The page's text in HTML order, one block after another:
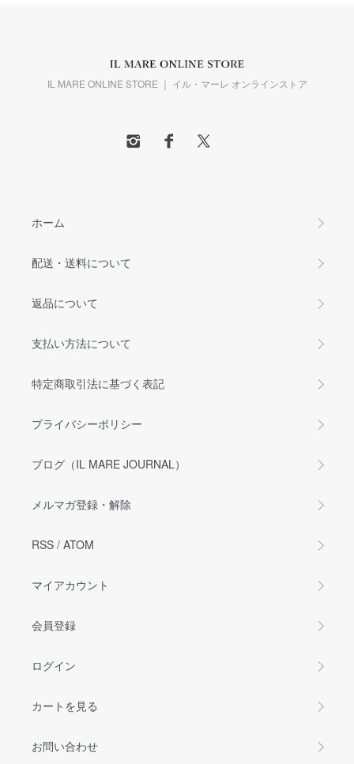
IL MARE ONLINE STORE ｜ イル・マーレ オンラインストア
ホーム
配送・送料について
返品について
支払い方法について
特定商取引法に基づく表記
プライバシーポリシー
ブログ（IL MARE JOURNAL）
メルマガ登録・解除
RSS / ATOM
マイアカウント
会員登録
ログイン
カートを見る
お問い合わせ